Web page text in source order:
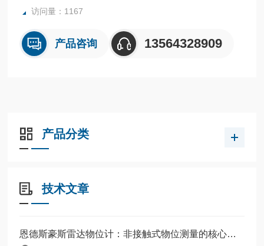
访问量：1167
产品咨询 13564328909
产品分类
技术文章
恩德斯豪斯雷达物位计：非接触式物位测量的核心设备